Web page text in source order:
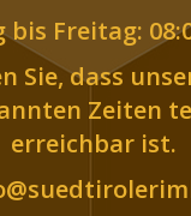
Freitag:
Sie, dass
Zeiten
erreichbar ist.